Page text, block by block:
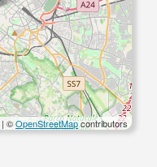
| ©OpenStreetMapcontributors